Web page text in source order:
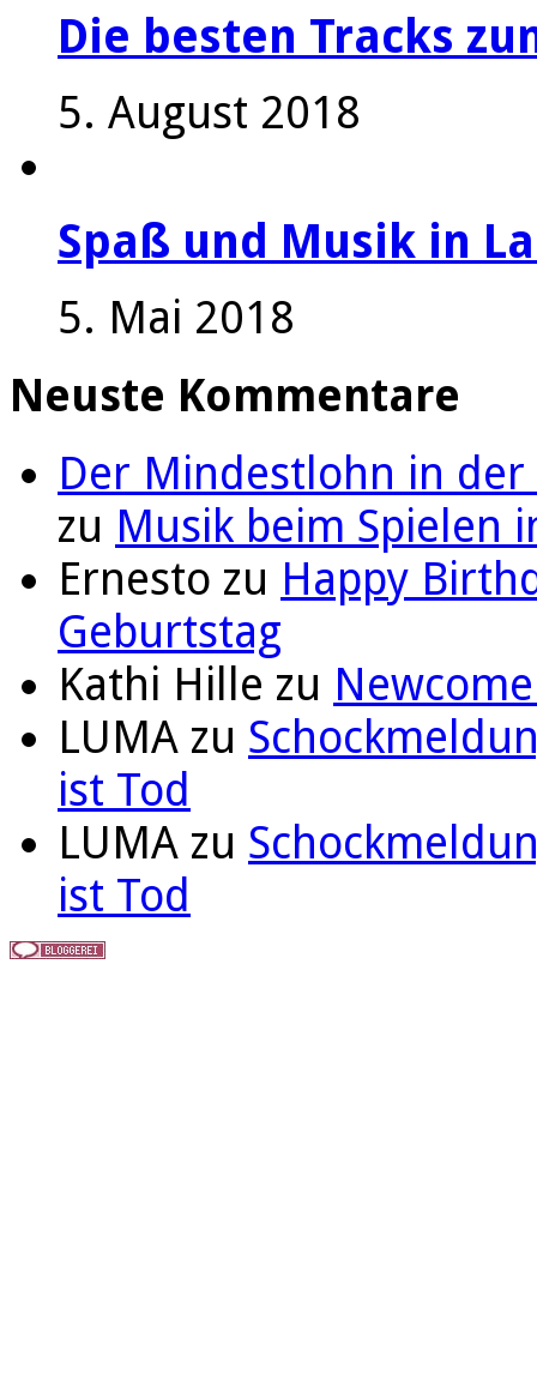
Die besten Tracks
5. August 2018
Spaß und Musik in
5. Mai 2018
Neuste Kommentare
Der Mindestlohn in der
zu Musik beim Spielen
Ernesto zu Happy
Geburtstag
Kathi Hille zu
LUMA zu
ist Tod
LUMA zu
ist Tod